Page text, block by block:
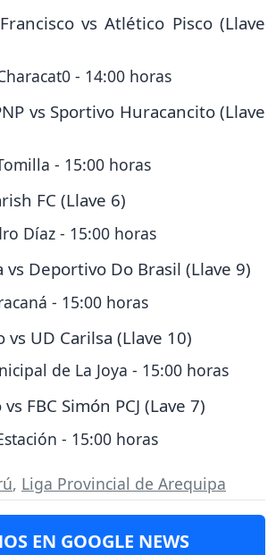
vs Atlético Pisco (Llave
- 14:00 horas
vs Sportivo Huracancito (Llave
- 15:00 horas
FC (Llave 6)
Díaz - 15:00 horas
vs Deportivo Do Brasil (Llave 9)
- 15:00 horas
vs UD Carilsa (Llave 10)
de La Joya - 15:00 horas
FBC Simón PCJ (Lave 7)
- 15:00 horas
, Liga Provincial de Arequipa
EN GOOGLE NEWS